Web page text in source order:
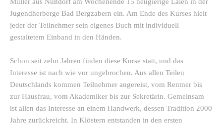
Jugendherberge Bad Bergzabern ein. Am Ende des Kurses hielt
jeder der Teilnehmer sein eigenes Buch mit individuell
gestaltetem Einband in den Händen.
Schon seit zehn Jahren finden diese Kurse statt, und das
Interesse ist nach wie vor ungebrochen. Aus allen Teilen
Deutschlands kommen Teilnehmer angereist, vom Rentner bis
zur Hausfrau, vom Akademiker bis zur Sekretärin. Gemeinsam
ist allen das Interesse an einem Handwerk, dessen Tradition 2000
Jahre zurückreicht. In Klöstern entstanden in den ersten